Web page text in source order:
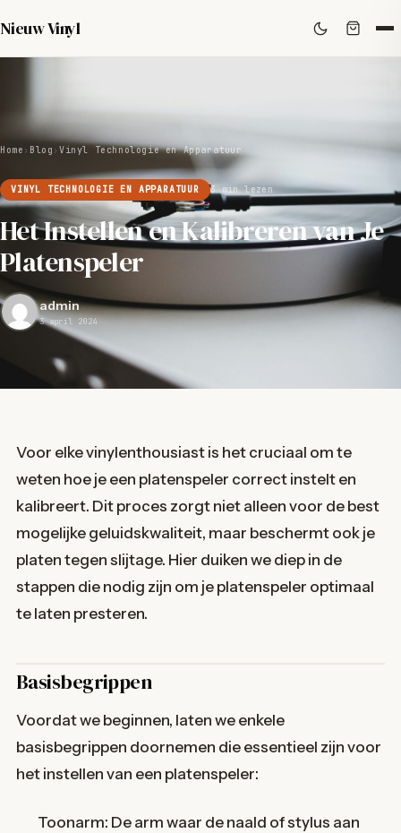
Nieuw Vinyl
Home › Blog ›Vinyl Technologie en Apparatuur
VINYL TECHNOLOGIE EN APPARATUUR 3 min lezen
Het Instellen en Kalibreren van Je
Platenspeler
admin
3 april 2024
Voor elke vinylenthousiast is het cruciaal om te
weten hoe je een platenspeler correct instelt en
kalibreert. Dit proces zorgt niet alleen voor de best
mogelijke geluidskwaliteit, maar beschermt ook je
platen tegen slijtage. Hier duiken we diep in de
stappen die nodig zijn om je platenspeler optimaal
te laten presteren.
Basisbegrippen
Voordat we beginnen, laten we enkele
basisbegrippen doornemen die essentieel zijn voor
het instellen van een platenspeler:
Toonarm: De arm waar de naald of stylus aan